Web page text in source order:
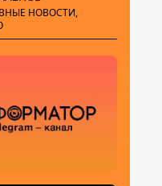
НОВОСТИ,